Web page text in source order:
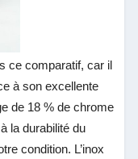
ce comparatif, car il
à son excellente
de 18 % de chrome
la durabilité du
condition. L’inox